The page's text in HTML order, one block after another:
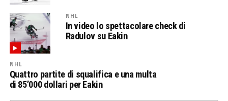
NHL
In video lo spettacolare check di
Radulov su Eakin
NHL
Quattro partite di squalifica e una multa
di 85’000 dollari per Eakin